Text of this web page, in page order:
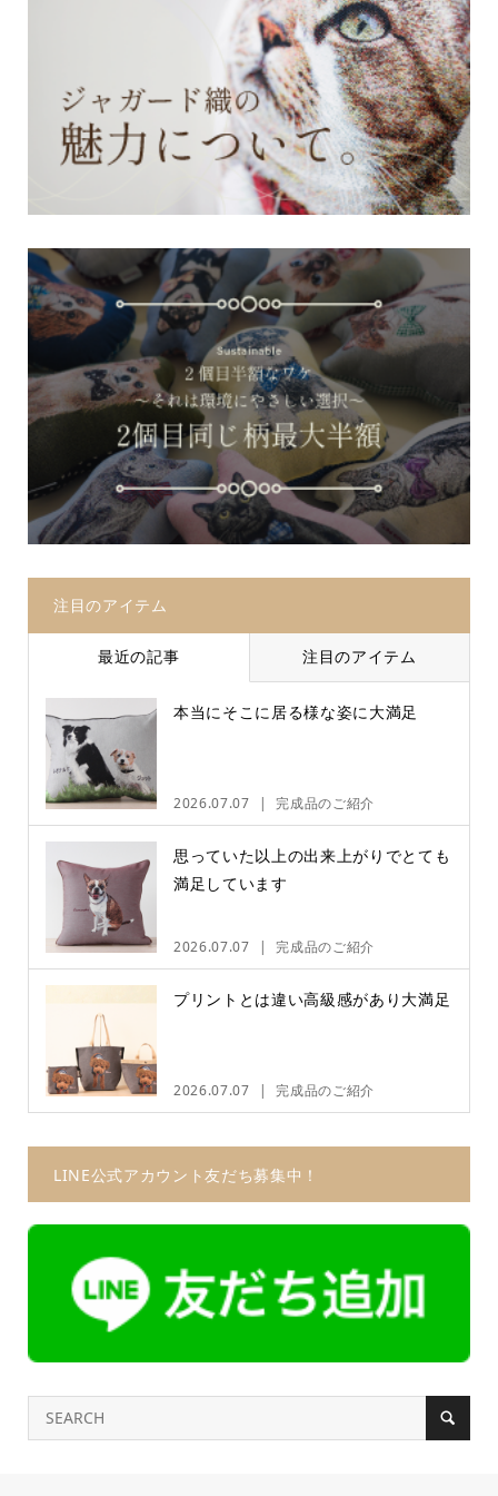
注目のアイテム
最近の記事 注目のアイテム
本当にそこに居る様な姿に大満足
2026.07.07 完成品のご紹介
思っていた以上の出来上がりでとても
満足しています
2026.07.07 完成品のご紹介
プリントとは違い高級感があり大満足
2026.07.07 完成品のご紹介
LINE公式アカウント友だち募集中！